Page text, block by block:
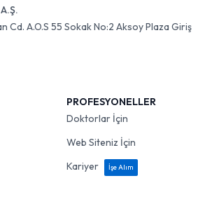
Cd. A.O.S 55 Sokak No:2 Aksoy Plaza Giriş
PROFESYONELLER
Doktorlar İçin
Web Siteniz İçin
Kariyer
İşe Alım